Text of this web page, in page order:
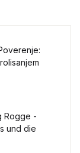
Rogge -
und die